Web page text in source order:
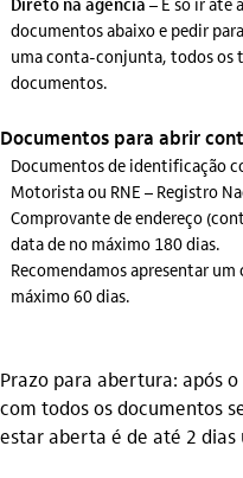
documentos abaixo e pedir
uma conta-conjunta, todos os
documentos.
Documentos para abrir
Documentos de identificação
Motorista ou RNE – Registro
Comprovante de endereço
data de no máximo 180 dias.
Recomendamos apresentar
máximo 60 dias.
Prazo para abertura: após
com todos os documentos
estar aberta é de até 2 dias